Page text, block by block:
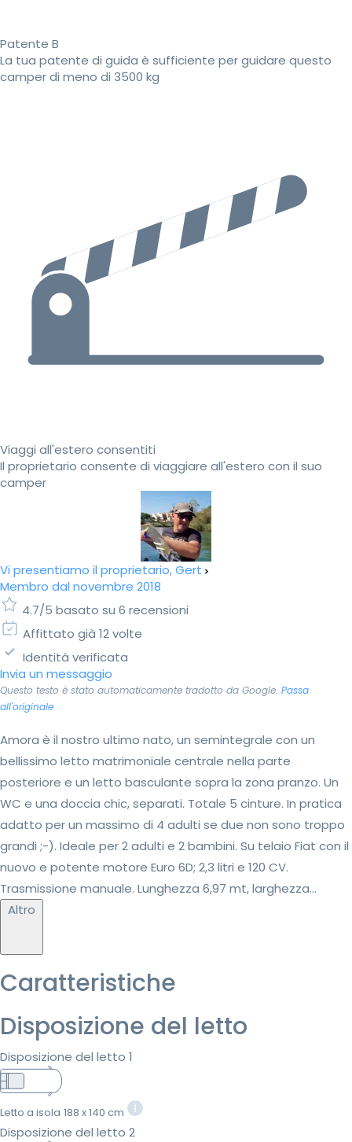
Patente B
La tua patente di guida è sufficiente per guidare questo
camper di meno di 3500 kg
Viaggi all'estero consentiti
Il proprietario consente di viaggiare all'estero con il suo
camper
Vi presentiamo il proprietario, Gert
Membro dal novembre 2018
4.7/5 basato su 6 recensioni
Affittato già 12 volte
Identità verificata
Invia un messaggio
Questo testo è stato automaticamente tradotto da Google. Passa
all'originale
Amora è il nostro ultimo nato, un semintegrale con un
bellissimo letto matrimoniale centrale nella parte
posteriore e un letto basculante sopra la zona pranzo. Un
WC e una doccia chic, separati. Totale 5 cinture. In pratica
adatto per un massimo di 4 adulti se due non sono troppo
grandi ;-). Ideale per 2 adulti e 2 bambini. Su telaio Fiat con il
nuovo e potente motore Euro 6D; 2,3 litri e 120 CV.
Trasmissione manuale. Lunghezza 6,97 mt, larghezza...
Altro
Caratteristiche
Disposizione del letto
Disposizione del letto 1
Letto a isola 188 x 140 cm
Disposizione del letto 2